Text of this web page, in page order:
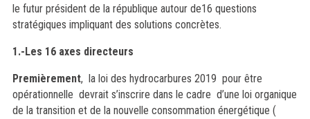
le futur président de la république autour de16 questions
stratégiques impliquant des solutions concrètes.
1.-Les 16 axes directeurs
Premièrement, la loi des hydrocarbures 2019 pour être
opérationnelle devrait s’inscrire dans le cadre d’une loi organique
de la transition et de la nouvelle consommation énergétique (